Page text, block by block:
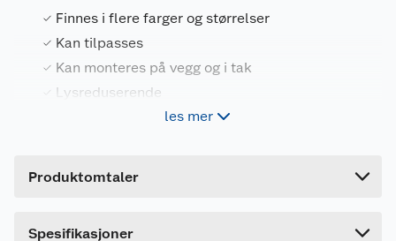
Finnes i flere farger og størrelser
Kan tilpasses
Kan monteres på vegg og i tak
Lysreduserende
vinduet ditt. Touch passer perfekt til de fleste
slipper inn lys i rommet - men finnes også i en
les mer
Produktomtaler
Spesifikasjoner
Leverandørens artikkelnummer
Størrelse
Farge
Lengde